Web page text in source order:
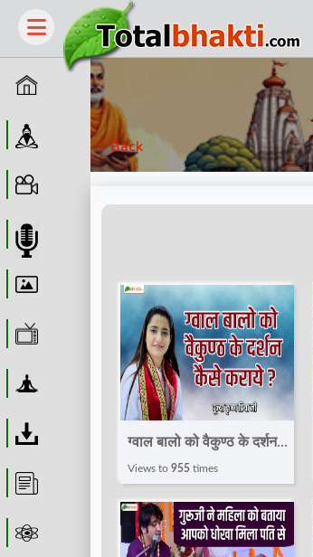
Home
Guru
Wallpaper
Download
Astrolager
Back
ग्वाल बालो को वैकुण्ठ के दर्शन
कैसे कराये ? ! Pravachan !
Pujya Krishna Priya Ji
Views to 955 times